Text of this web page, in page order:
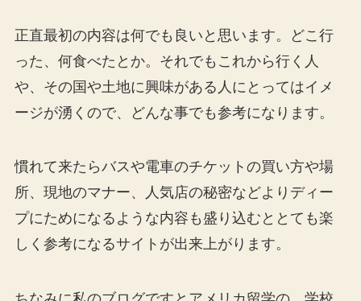
正直最初の内容は何でも良いと思います。どこ行
った、何食べたとか。それでもこれから行く人
や、その国や土地に興味がある人にとってはイメ
ージが湧くので、どんな事でも参考になります。
慣れて来たらバスや電車のチケットの買い方や場
所、現地のマナー、人気店の秘密などよりディー
プにためになるような内容も盛り込むととても楽
しく参考になるサイトが出来上がります。